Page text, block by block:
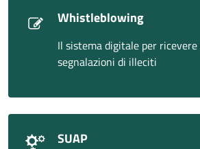
Whistleblowing
Il sistema digitale per
segnalazioni di illeciti
SUAP